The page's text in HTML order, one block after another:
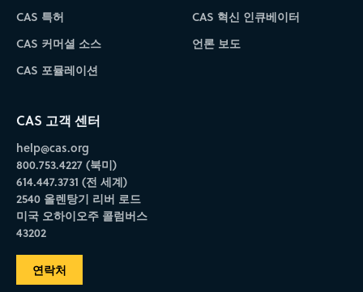
CAS 특허
CAS 커머셜 소스
CAS 포뮬레이션
CAS 혁신 인큐베이터
언론 보도
CAS 고객 센터
help@cas.org
800.753.4227 (북미)
614.447.3731 (전 세계)
2540 올렌탕기 리버 로드
미국 오하이오주 콜럼버스
43202
연락처